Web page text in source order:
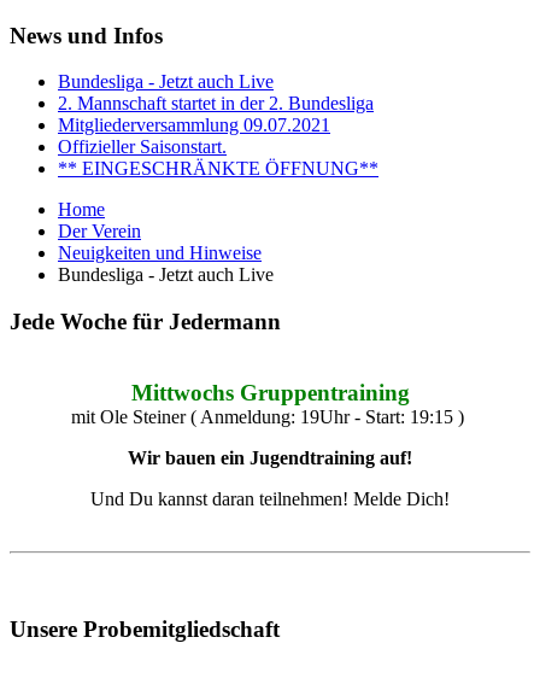
News und Infos
Bundesliga - Jetzt auch Live
2. Mannschaft startet in der 2. Bundesliga
Mitgliederversammlung 09.07.2021
Offizieller Saisonstart.
** EINGESCHRÄNKTE ÖFFNUNG**
Home
Der Verein
Neuigkeiten und Hinweise
Bundesliga - Jetzt auch Live
Jede Woche für Jedermann
Mittwochs Gruppentraining
mit Ole Steiner ( Anmeldung: 19Uhr - Start: 19:15 )
Wir bauen ein Jugendtraining auf!
Und Du kannst daran teilnehmen! Melde Dich!
Unsere Probemitgliedschaft